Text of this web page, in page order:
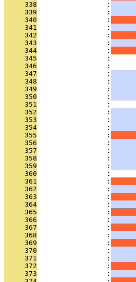
     338
                 :
     339
                 :
     340
                 :
     341
                 :
     342
                 :
     343
                 :
     344
                 :
     345
:
     346
:
     347
                 :
     348
                 :
     349
                 :
     350
                 :
     351
:
     352
                 :
     353
                 :
     354
                 :
     355
                 :
     356
                 :
     357
                 :
     358
                 :
     359
                 :
     360
:
     361
                 :
     362
                 :
     363
                 :
     364
                 :
     365
                 :
     366
                 :
     367
                 :
     368
                 :
     369
                 :
     370
                 :
     371
                 :
     372
                 :
     373
                 :